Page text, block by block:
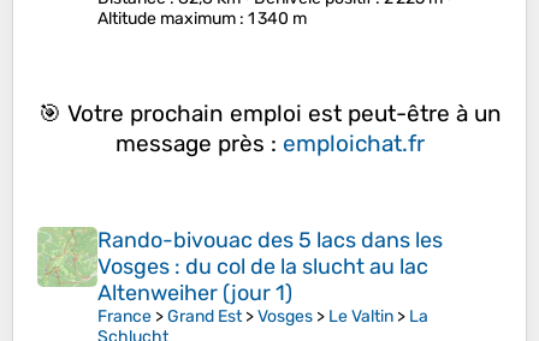
Altitude maximum : 1 340 m
🎯 Votre prochain emploi est peut-être à un
message près : emploichat.fr
Rando-bivouac des 5 lacs dans les
Vosges : du col de la slucht au lac
Altenweiher (jour 1)
France >Grand Est>Vosges > Le Valtin > La
Schlucht